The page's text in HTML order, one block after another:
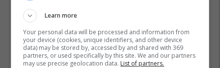
Learn more
Your personal data will be processed and information from
your device (cookies, unique identifiers, and other device
data) may be stored by, accessed by and shared with 369
partners, or used specifically by this site. We and our partners
may use precise geolocation data. List of partners.